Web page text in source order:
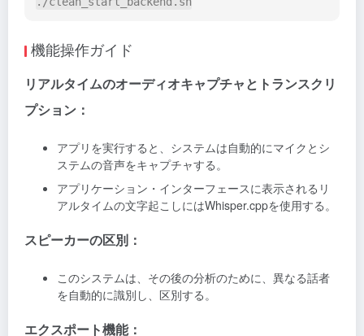
機能操作ガイド
リアルタイムのオーディオキャプチャとトランスクリ
プション：
アプリを実行すると、システムは自動的にマイクとシ
ステムの音声をキャプチャする。
アプリケーション・インターフェースに表示されるリ
アルタイムの文字起こしにはWhisper.cppを使用する。
スピーカーの区別：
このシステムは、その後の分析のために、異なる話者
を自動的に識別し、区別する。
エクスポート機能：